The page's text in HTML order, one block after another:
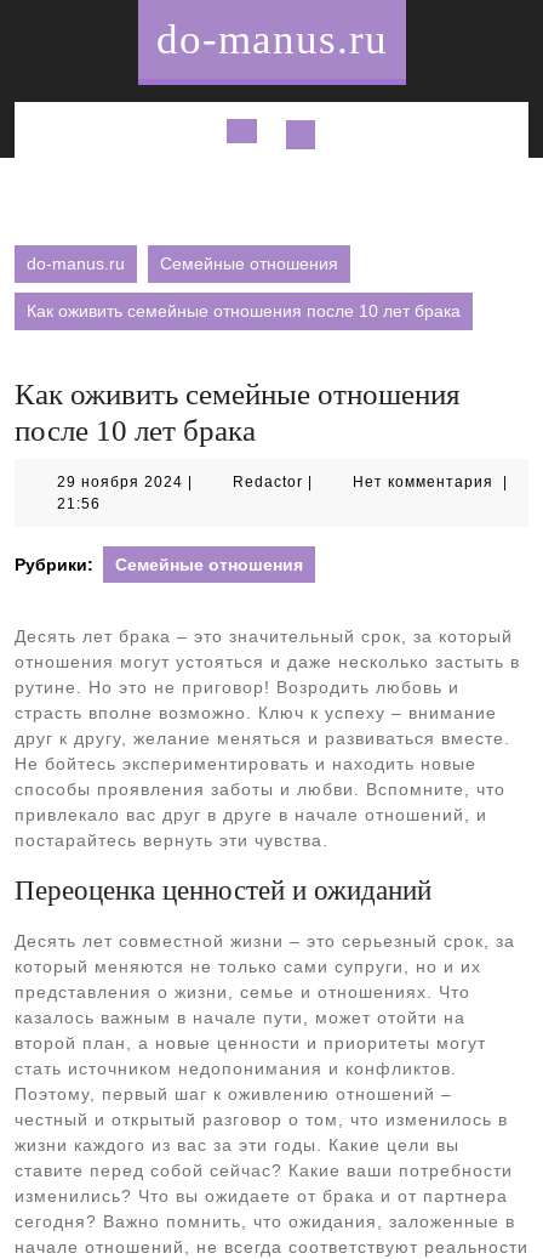
do-manus.ru
Кнопка
do-manus.ru Семейные отношения
Как оживить семейные отношения после 10 лет брака
Как оживить семейные отношения
после 10 лет брака
29 ноября 2024 29
Redactor RedactorНет комментария
21:56
Рубрики: Семейные отношения
Десять лет брака – это значительный срок, за который
отношения могут устояться и даже несколько застыть в
рутине. Но это не приговор! Возродить любовь и
страсть вполне возможно. Ключ к успеху – внимание
друг к другу, желание меняться и развиваться вместе.
Не бойтесь экспериментировать и находить новые
способы проявления заботы и любви. Вспомните, что
привлекало вас друг в друге в начале отношений, и
постарайтесь вернуть эти чувства.
Переоценка ценностей и ожиданий
Десять лет совместной жизни – это серьезный срок, за
который меняются не только сами супруги, но и их
представления о жизни, семье и отношениях. Что
казалось важным в начале пути, может отойти на
второй план, а новые ценности и приоритеты могут
стать источником недопонимания и конфликтов.
Поэтому, первый шаг к оживлению отношений –
честный и открытый разговор о том, что изменилось в
жизни каждого из вас за эти годы. Какие цели вы
ставите перед собой сейчас? Какие ваши потребности
изменились? Что вы ожидаете от брака и от партнера
сегодня? Важно помнить, что ожидания, заложенные в
начале отношений, не всегда соответствуют реальности